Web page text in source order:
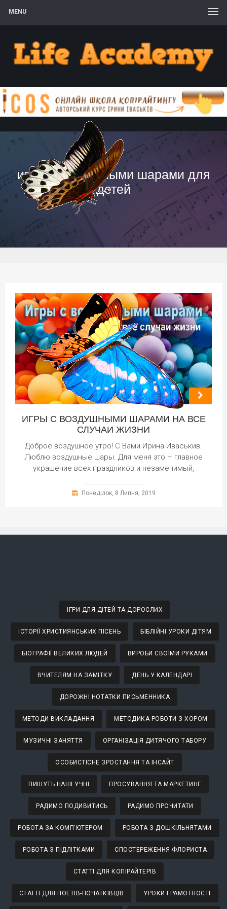
MENU
игры с воздушными шарами для
детей
ИГРЫ С ВОЗДУШНЫМИ ШАРАМИ НА ВСЕ
СЛУЧАИ ЖИЗНИ
Доброе воздушное утро! С Вами Ирина Иваськив.
Люблю воздушные шары. Для меня это – главное
украшение всех праздников и незаменимый,
Понеділок, 8 Липня, 2019
ІГРИ ДЛЯ ДІТЕЙ ТА ДОРОСЛИХ
ІСТОРІЇ ХРИСТИЯНСЬКИХ ПІСЕНЬ БІБЛІЙНІ УРОКИ ДІТЯМ
БІОГРАФІЇ ВЕЛИКИХ ЛЮДЕЙ ВИРОБИ СВОЇМИ РУКАМИ
ВЧИТЕЛЯМ НА ЗАМІТКУ ДЕНЬ У КАЛЕНДАРІ
ДОРОЖНІ НОТАТКИ ПИСЬМЕННИКА
МЕТОДИ ВИКЛАДАННЯ МЕТОДИКА РОБОТИ З ХОРОМ
МУЗИЧНІ ЗАНЯТТЯ ОРГАНІЗАЦІЯ ДИТЯЧОГО ТАБОРУ
ОСОБИСТІСНЕ ЗРОСТАННЯ ТА ІНСАЙТ
ПИШУТЬ НАШІ УЧНІ ПРОСУВАННЯ ТА МАРКЕТИНГ
РАДИМО ПОДИВИТИСЬ РАДИМО ПРОЧИТАТИ
РОБОТА ЗА КОМП'ЮТЕРОМ РОБОТА З ДОШКІЛЬНЯТАМИ
РОБОТА З ПІДЛІТКАМИ СПОСТЕРЕЖЕННЯ ФЛОРИСТА
СТАТТІ ДЛЯ КОПІРАЙТЕРІВ
СТАТТІ ДЛЯ ПОЕТІВ-ПОЧАТКІВЦІВ УРОКИ ГРАМОТНОСТІ